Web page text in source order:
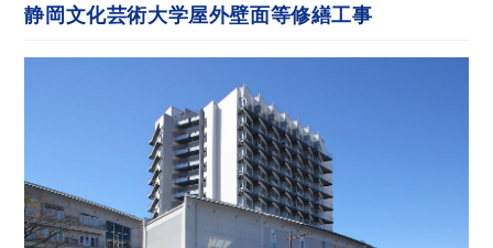
静岡文化芸術大学屋外壁面等修繕工事